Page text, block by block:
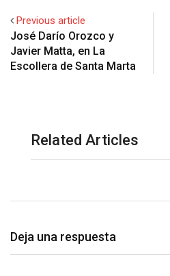
Previous article
José Darío Orozco y
Javier Matta, en La
Escollera de Santa Marta
Related Articles
Deja una respuesta